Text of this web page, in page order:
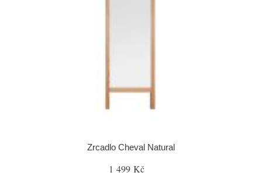
Zrcadlo Cheval Natural
1 499 Kč